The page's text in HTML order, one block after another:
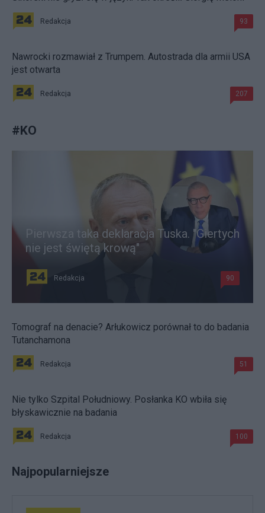
Redakcja 93
Nawrocki rozmawiał z Trumpem. Autostrada dla armii USA
jest otwarta
Redakcja 207
#KO
Pierwsza taka deklaracja Tuska. "Giertych
nie jest świętą krową"
Redakcja 90
Tomograf na denacie? Arłukowicz porównał to do badania
Tutanchamona
Redakcja 51
Nie tylko Szpital Południowy. Posłanka KO wbiła się
błyskawicznie na badania
Redakcja 100
Najpopularniejsze